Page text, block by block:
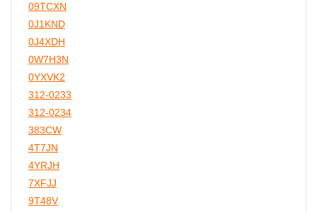
09TCXN
0J1KND
0J4XDH
0W7H3N
0YXVK2
312-0233
312-0234
383CW
4T7JN
4YRJH
7XFJJ
9T48V